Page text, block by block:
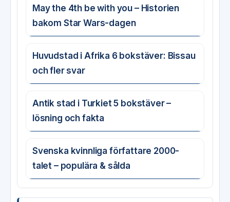
May the 4th be with you – Historien
bakom Star Wars-dagen
Huvudstad i Afrika 6 bokstäver: Bissau
och fler svar
Antik stad i Turkiet 5 bokstäver –
lösning och fakta
Svenska kvinnliga författare 2000-
talet – populära & sålda